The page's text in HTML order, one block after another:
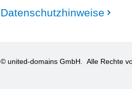
Datenschutzhinweise
© united-domains GmbH. Alle Rechte